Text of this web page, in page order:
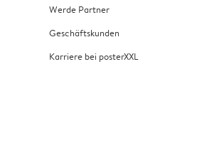
Werde Partner
Geschäftskunden
Karriere bei posterXXL